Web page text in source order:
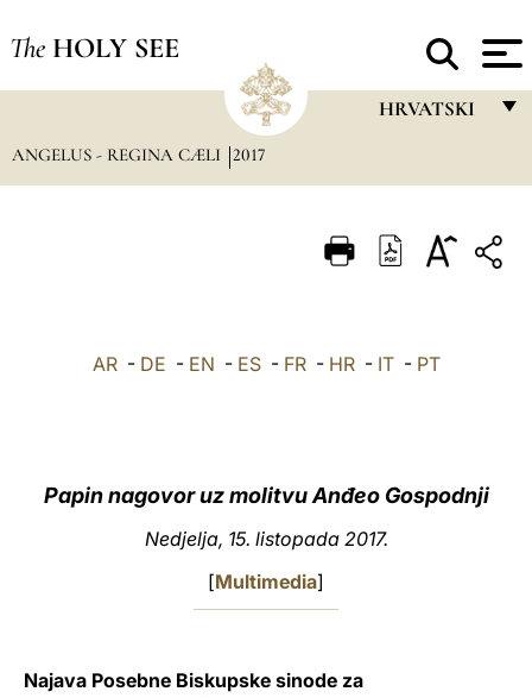
The HOLY SEE
HRVATSKI
ITALIANO
中文
ANGELUS - REGINA CÆLI 2017
AR- DE - EN - ES- FR- HR- IT- PT
Papin nagovor uz molitvu Anđeo Gospodnji
Nedjelja, 15. listopada 2017.
[Multimedia]
Najava Posebne Biskupske sinode za